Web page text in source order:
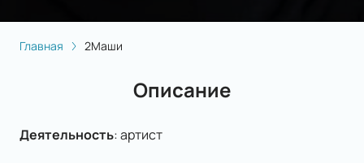
Главная 2Маши
Описание
Деятельность:артист